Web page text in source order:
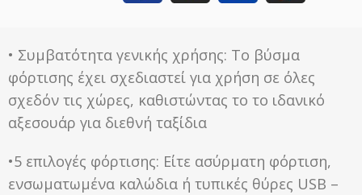
• Συμβατότητα γενικής χρήσης: Το βύσμα
φόρτισης έχει σχεδιαστεί για χρήση σε όλες
σχεδόν τις χώρες, καθιστώντας το το ιδανικό
αξεσουάρ για διεθνή ταξίδια
•⁠⁠5 επιλογές φόρτισης: Είτε ασύρματη φόρτιση,
ενσωματωμένα καλώδια ή τυπικές θύρες USB –